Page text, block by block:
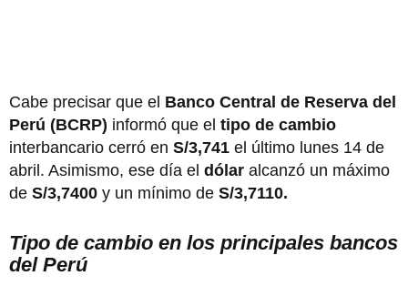
Cabe precisar que el Banco Central de Reserva del
Perú (BCRP) informó que el tipo de cambio
interbancario cerró en S/3,741 el último lunes 14 de
abril. Asimismo, ese día el dólar alcanzó un máximo
de S/3,7400 y un mínimo de S/3,7110.
Tipo de cambio en los principales bancos
del Perú